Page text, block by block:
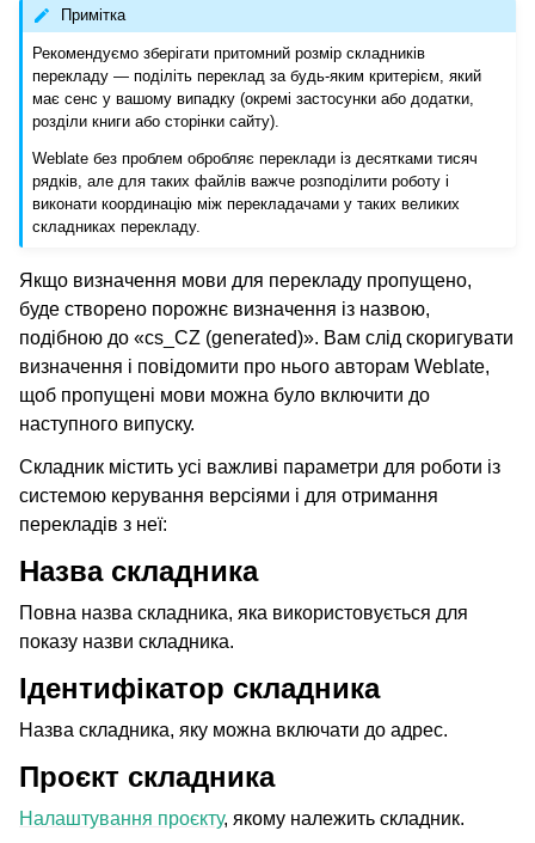
Примітка
Рекомендуємо зберігати притомний розмір складників
перекладу — поділіть переклад за будь-яким критерієм, який
має сенс у вашому випадку (окремі застосунки або додатки,
розділи книги або сторінки сайту).
Weblate без проблем обробляє переклади із десятками тисяч
рядків, але для таких файлів важче розподілити роботу і
виконати координацію між перекладачами у таких великих
складниках перекладу.
Якщо визначення мови для перекладу пропущено,
буде створено порожнє визначення із назвою,
подібною до «cs_CZ (generated)». Вам слід скоригувати
визначення і повідомити про нього авторам Weblate,
щоб пропущені мови можна було включити до
наступного випуску.
Складник містить усі важливі параметри для роботи із
системою керування версіями і для отримання
перекладів з неї:
Назва складника
Повна назва складника, яка використовується для
показу назви складника.
Ідентифікатор складника
Назва складника, яку можна включати до адрес.
Проєкт складника
Налаштування проєкту, якому належить складник.